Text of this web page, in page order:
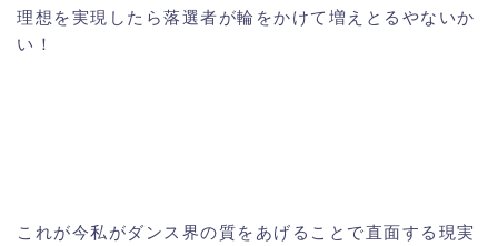
理想を実現したら落選者が輪をかけて増えとるやないか
い！
これが今私がダンス界の質をあげることで直面する現実